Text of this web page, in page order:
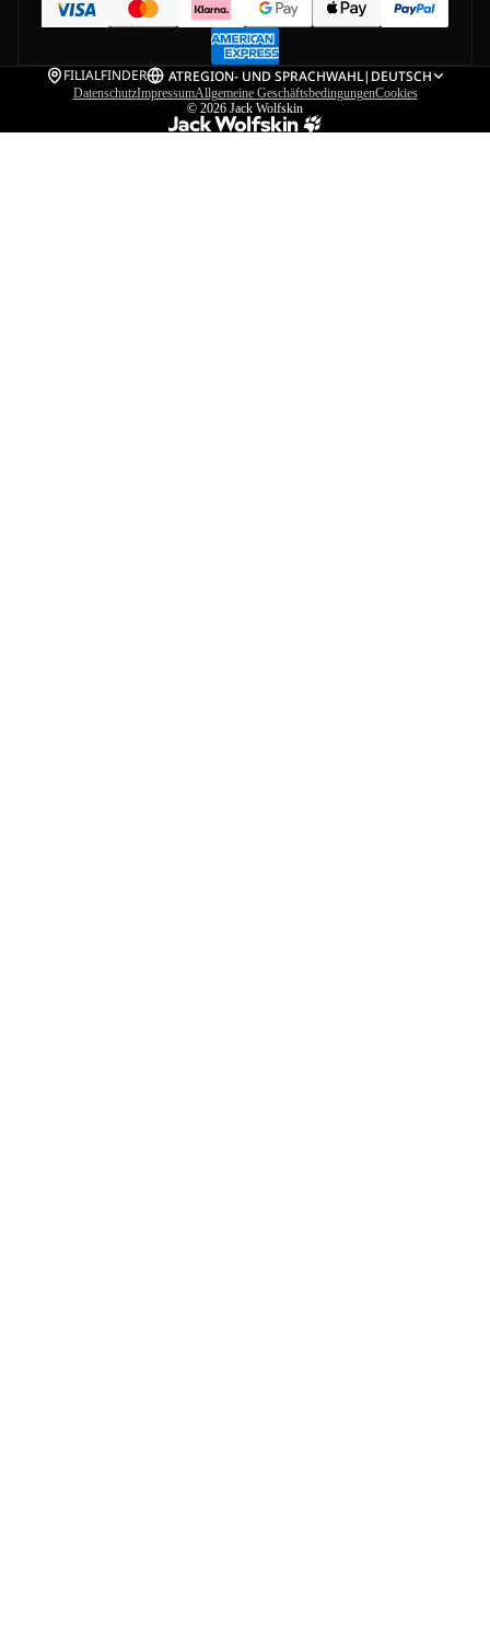
FILIALFINDER ATREGION- UND SPRACHWAHL| DEUTSCH
DatenschutzImpressumAllgemeine GeschäftsbedingungenCookies
© 2026 Jack Wolfskin